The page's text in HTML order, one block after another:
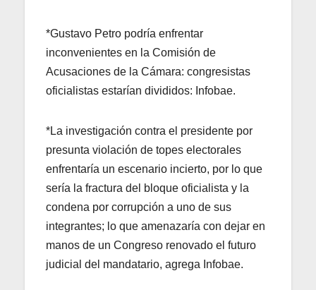
*Gustavo Petro podría enfrentar
inconvenientes en la Comisión de
Acusaciones de la Cámara: congresistas
oficialistas estarían divididos: Infobae.
*La investigación contra el presidente por
presunta violación de topes electorales
enfrentaría un escenario incierto, por lo que
sería la fractura del bloque oficialista y la
condena por corrupción a uno de sus
integrantes; lo que amenazaría con dejar en
manos de un Congreso renovado el futuro
judicial del mandatario, agrega Infobae.